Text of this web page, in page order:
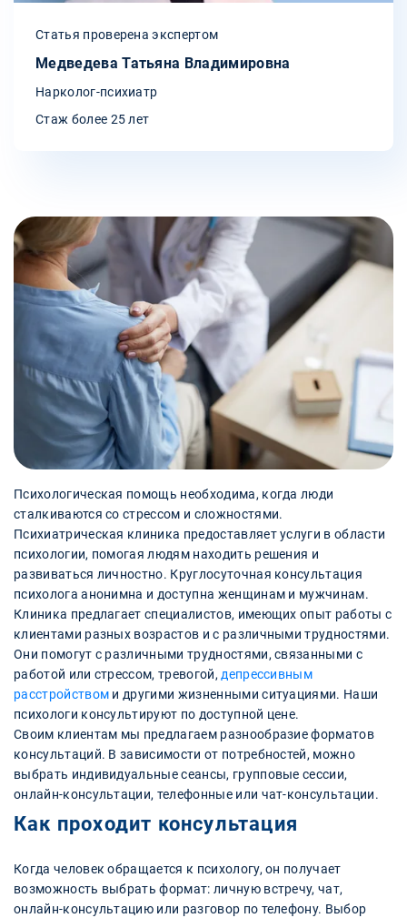
Статья проверена экспертом
Медведева Татьяна Владимировна
Нарколог-психиатр
Стаж более 25 лет
Психологическая помощь необходима, когда люди
сталкиваются со стрессом и сложностями.
Психиатрическая клиника предоставляет услуги в области
психологии, помогая людям находить решения и
развиваться личностно. Круглосуточная консультация
психолога анонимна и доступна женщинам и мужчинам.
Клиника предлагает специалистов, имеющих опыт работы с
клиентами разных возрастов и с различными трудностями.
Они помогут с различными трудностями, связанными с
работой или стрессом, тревогой,депрессивным
расстройством и другими жизненными ситуациями. Наши
психологи консультируют по доступной цене.
Своим клиентам мы предлагаем разнообразие форматов
консультаций. В зависимости от потребностей, можно
выбрать индивидуальные сеансы, групповые сессии,
онлайн-консультации, телефонные или чат-консультации.
Как проходит консультация
Когда человек обращается к психологу, он получает
возможность выбрать формат: личную встречу, чат,
онлайн-консультацию или разговор по телефону. Выбор